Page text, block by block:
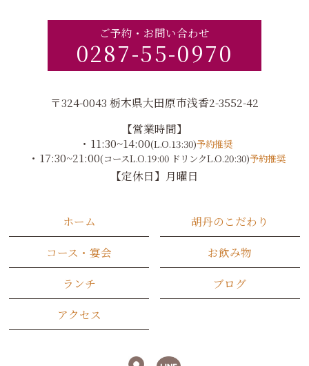
ご予約・お問い合わせ
0287-55-0970
〒324-0043 栃木県大田原市浅香2-3552-42
【営業時間】
・11:30~14:00(L.O.13:30)予約推奨
・17:30~21:00(コースL.O.19:00 ドリンクL.O.20:30)予約推奨
【定休日】月曜日
ホーム 胡丹のこだわり
コース・宴会 お飲み物
ランチ ブログ
アクセス